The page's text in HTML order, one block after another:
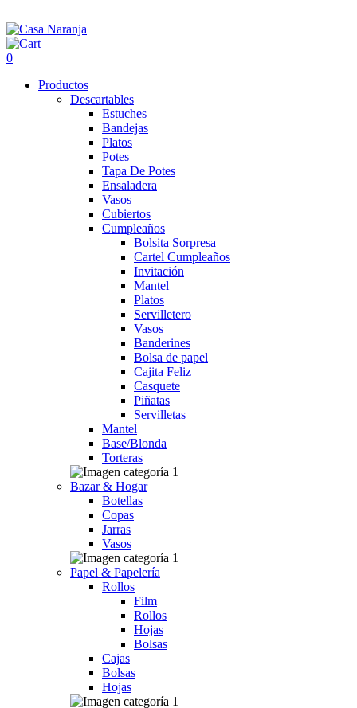
0
Productos
Descartables
Estuches
Bandejas
Platos
Potes
Tapa De Potes
Ensaladera
Vasos
Cubiertos
Cumpleaños
Bolsita Sorpresa
Cartel Cumpleaños
Invitación
Mantel
Platos
Servilletero
Vasos
Banderines
Bolsa de papel
Cajita Feliz
Casquete
Piñatas
Servilletas
Mantel
Base/Blonda
Torteras
Bazar & Hogar
Botellas
Copas
Jarras
Vasos
Papel & Papelería
Rollos
Film
Rollos
Hojas
Bolsas
Cajas
Bolsas
Hojas